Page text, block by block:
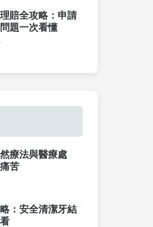
賠全攻略：申請
題一次看懂
療法與醫療處
苦
：安全清潔牙結